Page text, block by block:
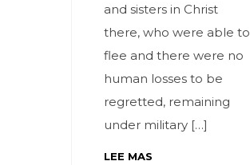
and sisters in Christ
there, who were able to
flee and there were no
human losses to be
regretted, remaining
under military […]
LEE MAS